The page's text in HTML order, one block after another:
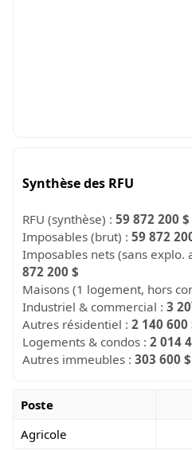
Synthèse des RFU
RFU (synthèse) :59 872 200 $
Imposables (brut) :59 872
Imposables nets (sans
872 200 $
Maisons (1 logement, hors
Industriel & commercial :3
Autres résidentiel :2 140 600
Logements & condos :2 014
Autres immeubles :303 600 $
Poste
Agricole